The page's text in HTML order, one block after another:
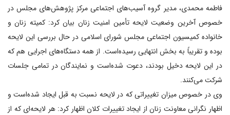
فاطمه محمدی، مدیر گروه آسیب‌های اجتماعی مرکز پژوهش‌های مجلس در
خصوص آخرین وضعیت لایحه تأمین امنیت زنان بیان کرد: کمیته زنان و
خانواده کمیسیون اجتماعی مجلس شورای اسلامی در حال بررسی این لایحه
بوده و تقریباً به بخش انتهایی رسیده‌است. از همه دستگاه‌های اجرایی هم که
در این لایحه دخیل بودند، دعوت شده‌است و نمایندگان در تمامی جلسات
شرکت می‌کنند.
وی در خصوص میزان تغییراتی که در لایحه نسبت به قبل ایجاد شده‌است و
اظهار نگرانی معاونت زنان از ایجاد تغییرات کلان اظهار کرد: هر لایحه‌ای که از